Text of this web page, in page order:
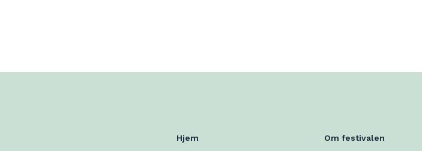
Hjem Om festivalen